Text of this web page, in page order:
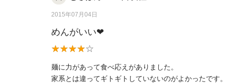
2015年07月04日
めんがいい❤
麺に力があって食べ応えがありました。
家系とは違ってギトギトしていないのがよかったです